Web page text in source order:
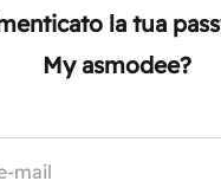
la tua
My asmodee?